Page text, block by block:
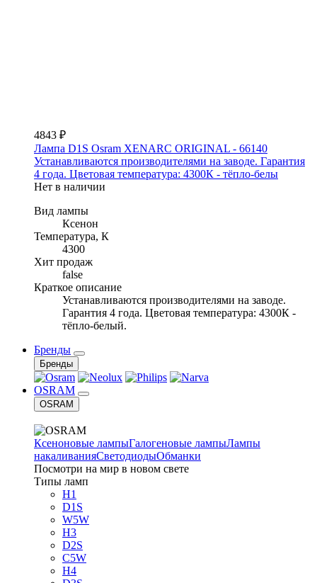
4843 ₽
Лампа D1S Osram XENARC ORIGINAL - 66140
Устанавливаются производителями на заводе. Гарантия
4 года. Цветовая температура: 4300К - тёпло-белы
Нет в наличии
Вид лампы
Ксенон
Температура, К
4300
Хит продаж
false
Краткое описание
Устанавливаются производителями на заводе.
Гарантия 4 года. Цветовая температура: 4300К -
тёпло-белый.
Бренды
Бренды
OSRAM
OSRAM
Ксеноновые лампыГалогеновые лампыЛампы
накаливанияСветодиодыОбманки
Посмотри на мир в новом свете
Типы ламп
H1
D1S
W5W
H3
D2S
C5W
H4